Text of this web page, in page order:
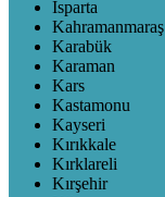
Isparta
Kahramanmaraş
Karabük
Karaman
Kars
Kastamonu
Kayseri
Kırıkkale
Kırklareli
Kırşehir